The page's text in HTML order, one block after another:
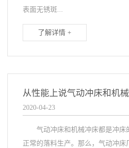
表面无锈斑...
了解详情 +
从性能上说气动冲床和机
2020-04-23
气动冲床和机械冲床都是冲床
正常的落料生产。那么，气动冲床